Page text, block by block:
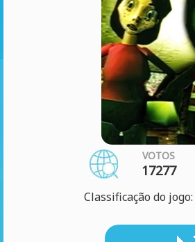
VOTOS
17277
Classificação do jogo: